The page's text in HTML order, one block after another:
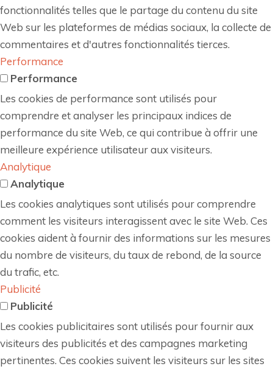
fonctionnalités telles que le partage du contenu du site
Web sur les plateformes de médias sociaux, la collecte de
commentaires et d'autres fonctionnalités tierces.
Performance
Performance
Les cookies de performance sont utilisés pour
comprendre et analyser les principaux indices de
performance du site Web, ce qui contribue à offrir une
meilleure expérience utilisateur aux visiteurs.
Analytique
Analytique
Les cookies analytiques sont utilisés pour comprendre
comment les visiteurs interagissent avec le site Web. Ces
cookies aident à fournir des informations sur les mesures
du nombre de visiteurs, du taux de rebond, de la source
du trafic, etc.
Publicité
Publicité
Les cookies publicitaires sont utilisés pour fournir aux
visiteurs des publicités et des campagnes marketing
pertinentes. Ces cookies suivent les visiteurs sur les sites